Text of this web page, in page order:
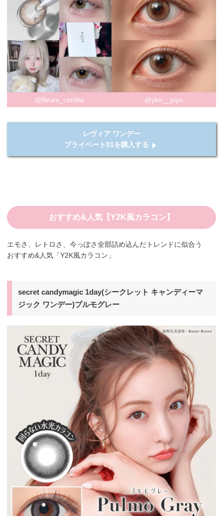
@fleurs_confite @ykn__piyo
レヴィア ワンデー
プライベート01を購入する
おすすめ&人気【Y2K風カラコン】
エモさ、レトロさ、今っぽさ全部詰め込んだトレンドに似合う
おすすめ&人気「Y2K風カラコン」
secret candymagic 1day(シークレット キャンディーマ
ジック ワンデー)プルモグレー